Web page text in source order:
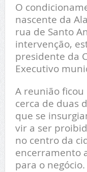
O
nascente da
rua de Santo
intervenção,
presidente da
Executivo
A reunião
cerca de duas
que se
vir a ser
no centro da
encerramento
para o negócio.